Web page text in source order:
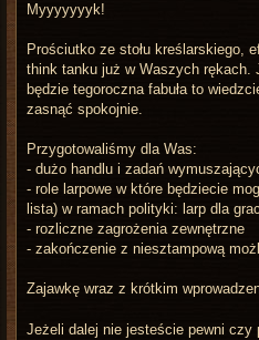
Myyyyyyyk!
Prościutko ze stołu kreślarskiego,
think tanku już w Waszych rękach.
będzie tegoroczna fabuła to
zasnąć spokojnie.
Przygotowaliśmy dla Was:
- dużo handlu i zadań
- role larpowe w które będziecie
lista) w ramach polityki: larp dla
- rozliczne zagrożenia zewnętrzne
- zakończenie z niesztampową
Zajawkę wraz z krótkim
Jeżeli dalej nie jesteście pewni